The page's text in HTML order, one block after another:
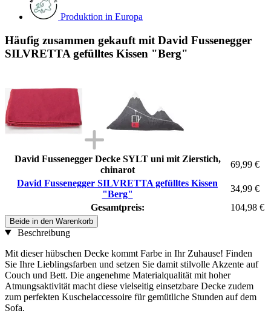
Produktion in Europa
Häufig zusammen gekauft mit David Fussenegger
SILVRETTA gefülltes Kissen "Berg"
David Fussenegger Decke SYLT uni mit Zierstich,
chinarot
69,99 €
David Fussenegger SILVRETTA gefülltes Kissen
"Berg"
34,99 €
Gesamtpreis:
104,98 €
Beide in den Warenkorb
Beschreibung
Mit dieser hübschen Decke kommt Farbe in Ihr Zuhause! Finden
Sie Ihre Lieblingsfarben und setzen Sie damit stilvolle Akzente auf
Couch und Bett. Die angenehme Materialqualität mit hoher
Atmungsaktivität macht diese vielseitig einsetzbare Decke zudem
zum perfekten Kuschelaccessoire für gemütliche Stunden auf dem
Sofa.